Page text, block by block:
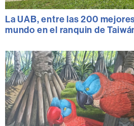
La UAB, entre las 200
mundo en el ranquin de